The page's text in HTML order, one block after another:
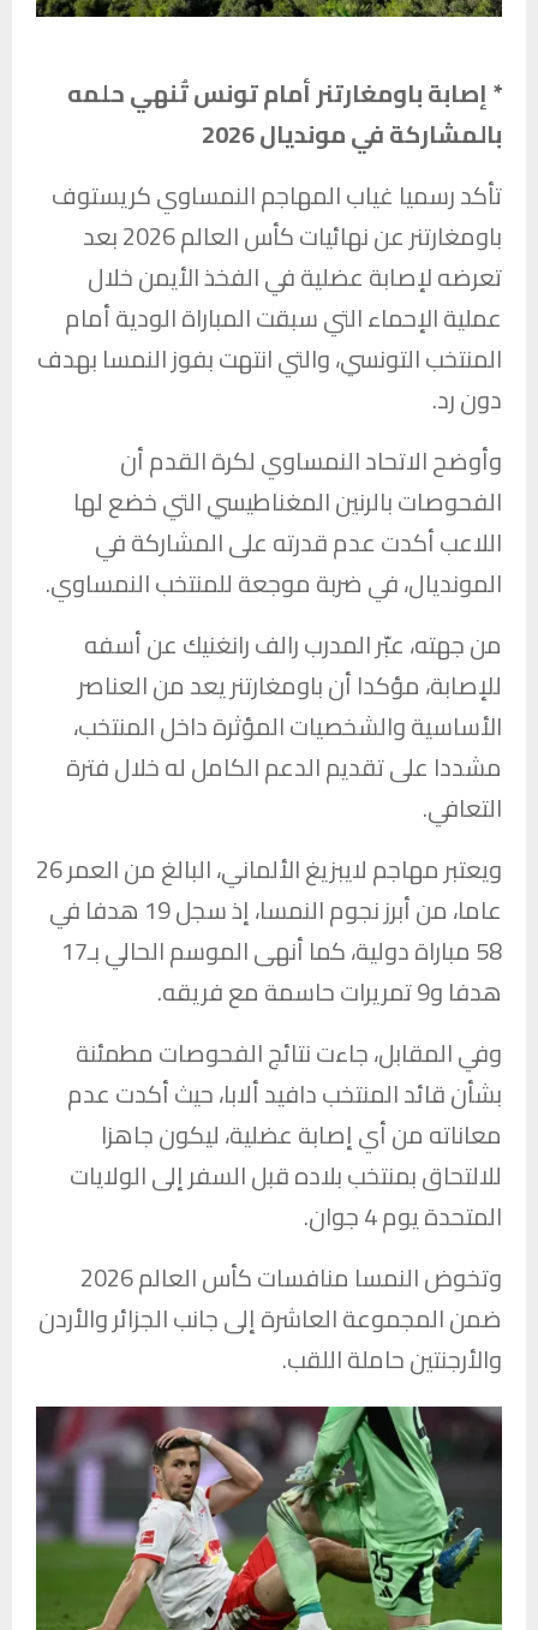
* إصابة باومغارتنر أمام تونس تُنهي حلمه
بالمشاركة في مونديال 2026
تأكد رسميا غياب المهاجم النمساوي كريستوف
باومغارتنر عن نهائيات كأس العالم 2026 بعد
تعرضه لإصابة عضلية في الفخذ الأيمن خلال
عملية الإحماء التي سبقت المباراة الودية أمام
المنتخب التونسي، والتي انتهت بفوز النمسا بهدف
دون رد.
وأوضح الاتحاد النمساوي لكرة القدم أن
الفحوصات بالرنين المغناطيسي التي خضع لها
اللاعب أكدت عدم قدرته على المشاركة في
المونديال، في ضربة موجعة للمنتخب النمساوي.
من جهته، عبّر المدرب رالف رانغنيك عن أسفه
للإصابة، مؤكدا أن باومغارتنر يعد من العناصر
الأساسية والشخصيات المؤثرة داخل المنتخب،
مشددا على تقديم الدعم الكامل له خلال فترة
التعافي.
ويعتبر مهاجم لايبزيغ الألماني، البالغ من العمر 26
عاما، من أبرز نجوم النمسا، إذ سجل 19 هدفا في
58 مباراة دولية، كما أنهى الموسم الحالي بـ17
هدفا و9 تمريرات حاسمة مع فريقه.
وفي المقابل، جاءت نتائج الفحوصات مطمئنة
بشأن قائد المنتخب دافيد ألابا، حيث أكدت عدم
معاناته من أي إصابة عضلية، ليكون جاهزا
للالتحاق بمنتخب بلاده قبل السفر إلى الولايات
المتحدة يوم 4 جوان.
وتخوض النمسا منافسات كأس العالم 2026
ضمن المجموعة العاشرة إلى جانب الجزائر والأردن
والأرجنتين حاملة اللقب.